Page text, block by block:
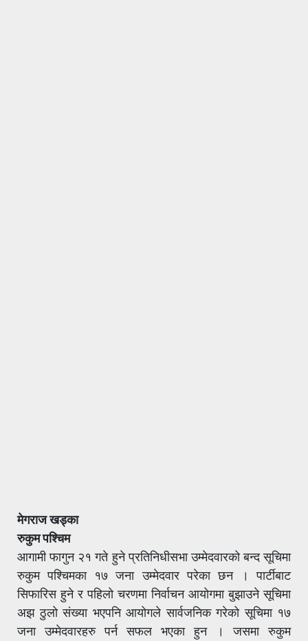
मेगराज खड्का
रुकुम पश्चिम
आगामी फागुन २१ गते हुने प्रतिनिधीसभा उम्मेदवारको बन्द सूचिमा
रुकुम पश्चिमका १७ जना उम्मेदवार परेका छन । पार्टीबाट
सिफारिस हुने र पहिलो चरणमा निर्वाचन आयोगमा बुझाउने सूचिमा
अझ ठुलो संख्या भएपनि आयोगले सार्वजनिक गरेको सूचिमा १७
जना उम्मेदवारहरु पर्न सफल भएका हुन । जसमा रुकुम